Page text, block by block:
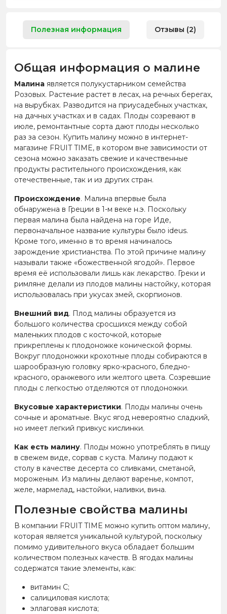
Полезная информация Отзывы (2)
Общая информация о малине
Малина является полукустарником семейства
Розовых. Растение растет в лесах, на речных берегах,
на вырубках. Разводится на приусадебных участках,
на дачных участках и в садах. Плоды созревают в
июле, ремонтантные сорта дают плоды несколько
раз за сезон. Купить малину можно в интернет-
магазине FRUIT TIME, в котором вне зависимости от
сезона можно заказать свежие и качественные
продукты растительного происхождения, как
отечественные, так и из других стран.
Происхождение. Малина впервые была
обнаружена в Греции в 1-м веке н.э. Поскольку
первая малина была найдена на горе Иде,
первоначальное название культуры было ideus.
Кроме того, именно в то время начиналось
зарождение христианства. По этой причине малину
называли также «божественной ягодой». Первое
время её использовали лишь как лекарство. Греки и
римляне делали из плодов малины настойку, которая
использовалась при укусах змей, скорпионов.
Внешний вид. Плод малины образуется из
большого количества сросшихся между собой
маленьких плодов с косточкой, которые
прикреплены к плодоножке конической формы.
Вокруг плодоножки крохотные плоды собираются в
шарообразную головку ярко-красного, бледно-
красного, оранжевого или желтого цвета. Созревшие
плоды с легкостью отделяются от плодоножки.
Вкусовые характеристики. Плоды малины очень
сочные и ароматные. Вкус ягод невероятно сладкий,
но имеет легкий привкус кислинки.
Как есть малину. Плоды можно употреблять в пищу
в свежем виде, сорвав с куста. Малину подают к
столу в качестве десерта со сливками, сметаной,
мороженым. Из малины делают варенье, компот,
желе, мармелад, настойки, наливки, вина.
Полезные свойства малины
В компании FRUIT TIME можно купить оптом малину,
которая является уникальной культурой, поскольку
помимо удивительного вкуса обладает большим
количеством полезных качеств. В ягодах малины
содержатся такие элементы, как:
витамин С;
салициловая кислота;
эллаговая кислота;